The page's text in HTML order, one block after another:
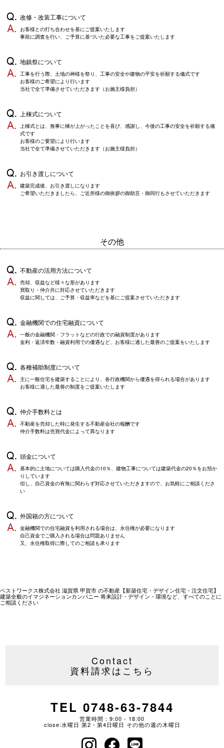
改修・改装工事について
お客様との打ち合わせを基にご提案いたします
事前に調査を行い、ご予算に基づいた必要な工事をご提案いたします
地鎮祭について
工事を行う際、土地の神様を祭り、工事の安全や建物の平安を祈願する儀式です
お客様のご希望により行います
当社で全て準備させていただきます（お施主様負担）
上棟式について
上棟式とは、無事に棟が上がったことを喜び、感謝し、今後の工事の安全を祈願する儀
式です
お客様のご要望により行います
当社で全て準備させていただきます（お施主様負担）
お引き渡しについて
建築完成後、お引き渡しになります
ご希望いただきましたら、ご近所様の御挨拶の御助言・御同行もさせていただきます
その他
不動産の活用方法について
売却、収益など様々な形があります
買取り・仲介共に対応させていただきます
収益に関しては、ご予算・収益率などを基にご提案させていただきます
金融機関での住宅融資について
一般の金融機関・フラットなどの行政での融資制度があります
金利・返済年数・融資利用での優遇など、お客様に適した最善のご提案をいたします
各種補助制度について
主に一般住宅を建築することにより、各行政機関から優遇を得られる場合があります
お客様に適した最善の制度をご提案いたします
仲介手数料とは
不動産を売却した時に発生する不動産会社の報酬です
仲介手数料は売買代金によって異なります
頭金について
基本的に土地については購入代金の10％、建物工事については建築代金の20％をお預か
りしています
但し、自己資金の有無に関わらず対応させていただきますので、お気軽にご相談くださ
い
外国籍の方について
金融機関での住宅融資を利用される場合は、永住権が必要になります
自己資金でご購入される場合は問題ありません
又、永住権取得に際してのご相談も承ります
ベストワークス株式会社 滋賀県 甲賀市 の不動産【新築住宅・デザイン住宅・注文住宅】
建築全般のイマジネーションカンパニー 将来設計・デザイン・環境など、すべてのことに
ご相談ください
Contact
資料請求はこちら
TEL 0748-63-7844
営業時間：9:00 - 18:00
close:水曜日 第2・第4日曜日 その他の週の木曜日